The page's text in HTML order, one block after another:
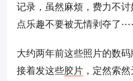
记录，虽然麻烦，费力不
点乐趣不要被无情剥夺了
大约两年前这些照片的数
接着发这些胶片 ，定然索